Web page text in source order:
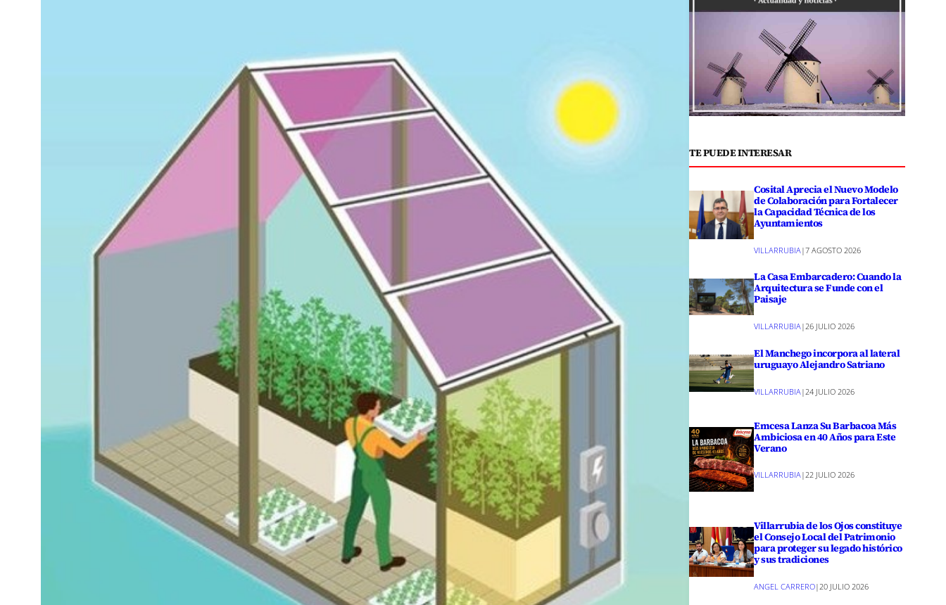
TE PUEDE INTERESAR
Cosital Aprecia el Nuevo Modelo
de Colaboración para Fortalecer
la Capacidad Técnica de los
Ayuntamientos
VILLARRUBIA |7 AGOSTO 2026
La Casa Embarcadero: Cuando la
Arquitectura se Funde con el
Paisaje
VILLARRUBIA|26 JULIO 2026
El Manchego incorpora al lateral
uruguayo Alejandro Satriano
VILLARRUBIA | 24 JULIO 2026
Emcesa Lanza Su Barbacoa Más
Ambiciosa en 40 Años para Este
Verano
VILLARRUBIA|22 JULIO 2026
Villarrubia de los Ojos constituye
el Consejo Local del Patrimonio
para proteger su legado histórico
y sus tradiciones
ANGEL CARRERO| 20 JULIO 2026